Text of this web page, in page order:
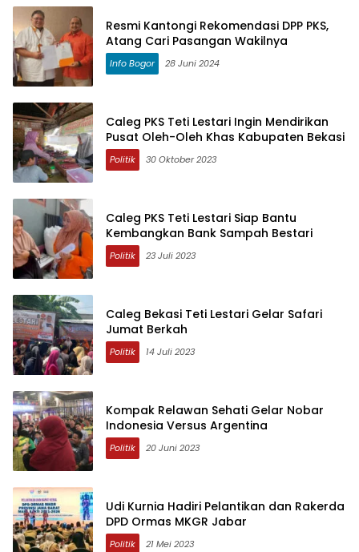
Resmi Kantongi Rekomendasi DPP PKS,
Atang Cari Pasangan Wakilnya
Info Bogor 28 Juni 2024
Caleg PKS Teti Lestari Ingin Mendirikan
Pusat Oleh-Oleh Khas Kabupaten Bekasi
Politik 30 Oktober 2023
Caleg PKS Teti Lestari Siap Bantu
Kembangkan Bank Sampah Bestari
Politik 23 Juli 2023
Caleg Bekasi Teti Lestari Gelar Safari
Jumat Berkah
Politik 14 Juli 2023
Kompak Relawan Sehati Gelar Nobar
Indonesia Versus Argentina
Politik 20 Juni 2023
Udi Kurnia Hadiri Pelantikan dan Rakerda
DPD Ormas MKGR Jabar
Politik 21 Mei 2023